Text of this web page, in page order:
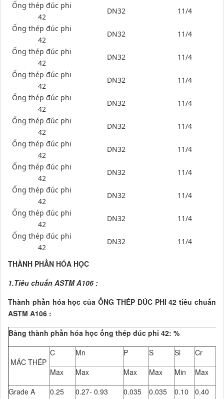
Ống thép đúc phi
42
DN32
11/4
Ống thép đúc phi
42
DN32
11/4
Ống thép đúc phi
42
DN32
11/4
Ống thép đúc phi
42
DN32
11/4
Ống thép đúc phi
42
DN32
11/4
Ống thép đúc phi
42
DN32
11/4
Ống thép đúc phi
42
DN32
11/4
Ống thép đúc phi
42
DN32
11/4
Ống thép đúc phi
42
DN32
11/4
Ống thép đúc phi
42
DN32
11/4
Ống thép đúc phi
42
DN32 11/4
THÀNH PHẦN HÓA HỌC
1.Tiêu chuẩn ASTM A106 :
Thành phần hóa học của ỐNG THÉP ĐÚC PHI 42 tiêu chuẩn
ASTM A106 :
Bảng thành phần hóa học ống thép đúc phi 42: %
MÁC THÉP
C Mn P S Si Cr
Max
Max Max Max Min Max
Grade A
0.25 0.27- 0.93 0.035 0.035 0.10 0.40